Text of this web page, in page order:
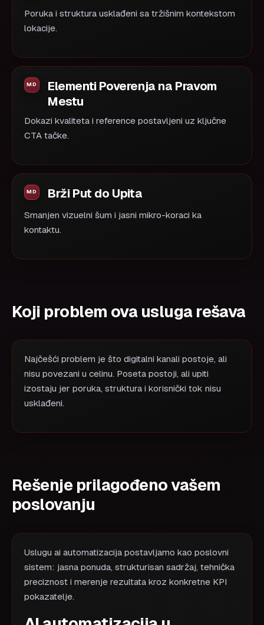
Poruka i struktura usklađeni sa tržišnim kontekstom
lokacije.
Elementi Poverenja na Pravom
Mestu
Dokazi kvaliteta i reference postavljeni uz ključne
CTA tačke.
Brži Put do Upita
Smanjen vizuelni šum i jasni mikro-koraci ka
kontaktu.
Koji problem ova usluga rešava
Najčešći problem je što digitalni kanali postoje, ali
nisu povezani u celinu. Poseta postoji, ali upiti
izostaju jer poruka, struktura i korisnički tok nisu
usklađeni.
Rešenje prilagođeno vašem
poslovanju
Uslugu ai automatizacija postavljamo kao poslovni
sistem: jasna ponuda, strukturisan sadržaj, tehnička
preciznost i merenje rezultata kroz konkretne KPI
pokazatelje.